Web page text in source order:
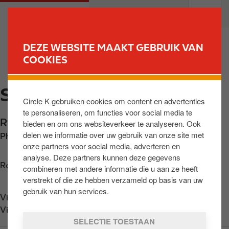
DEZE WEBSITE MAAKT GEBRUIK VAN
COOKIES
Circle K gebruiken cookies om content en advertenties
te personaliseren, om functies voor social media te
bieden en om ons websiteverkeer te analyseren. Ook
delen we informatie over uw gebruik van onze site met
onze partners voor social media, adverteren en
analyse. Deze partners kunnen deze gegevens
combineren met andere informatie die u aan ze heeft
verstrekt of die ze hebben verzameld op basis van uw
gebruik van hun services.
SELECTIE TOESTAAN
a
n
e
n
n
a
e
i
M
v
SOMZEE
Rte de Couvin 61 ,Somzée,BE-5651,BE
Phone: +3271216667
Routebeschrijving opvragen
Vind ons op
Vind ons op